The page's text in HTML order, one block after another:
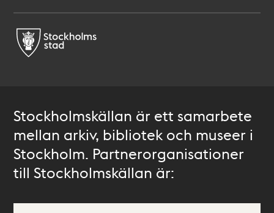
Stockholmskällan är ett samarbete
mellan arkiv, bibliotek och museer i
Stockholm. Partnerorganisationer
till Stockholmskällan är: